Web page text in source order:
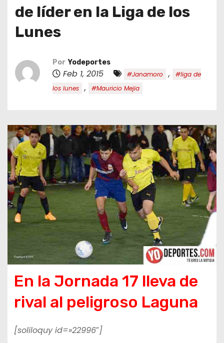
de líder en la Liga de los
Lunes
Por Yodeportes
Feb 1, 2015 #Janamoro ,
#liga de
los lunes
, #Mauricio Mejia
En la Jornada 17 lleva de
rival al peligroso Laguna
[soliloquy id=»22996″]